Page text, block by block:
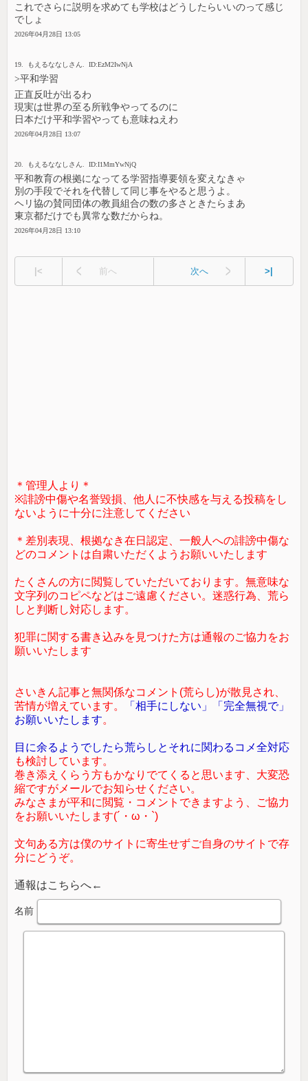
これでさらに説明を求めても学校はどうしたらいいのって感じ
でしょ
2026年04月28日 13:05
19. もえるななしさん. ID:EzM2IwNjA
>平和学習
正直反吐が出るわ
現実は世界の至る所戦争やってるのに
日本だけ平和学習やっても意味ねえわ
2026年04月28日 13:07
20. もえるななしさん. ID:I1MmYwNjQ
平和教育の根拠になってる学習指導要領を変えなきゃ
別の手段でそれを代替して同じ事をやると思うよ。
ヘリ協の賛同団体の教員組合の数の多さときたらまあ
東京都だけでも異常な数だからね。
2026年04月28日 13:10
|< 前へ 次へ >|
＊管理人より＊
※誹謗中傷や名誉毀損、他人に不快感を与える投稿をし
ないように十分に注意してください
＊差別表現、根拠なき在日認定、一般人への誹謗中傷な
どのコメントは自粛いただくようお願いいたします
たくさんの方に閲覧していただいております。無意味な
文字列のコピペなどはご遠慮ください。迷惑行為、荒ら
しと判断し対応します。
犯罪に関する書き込みを見つけた方は通報のご協力をお
願いいたします
さいきん記事と無関係なコメント(荒らし)が散見され、
苦情が増えています。
「相手にしない」「完全無視で」
お願いいたします。
目に余るようでしたら荒らしとそれに関わるコメ全対応
も検討しています。
巻き添えくらう方もかなりでてくると思います、大変恐
縮ですがメールでお知らせください。
みなさまが平和に閲覧・コメントできますよう、ご協力
をお願いいたします(´・ω・`)
文句ある方は僕のサイトに寄生せずご自身のサイトで存
分にどうぞ。
通報はこちらへ←
名前